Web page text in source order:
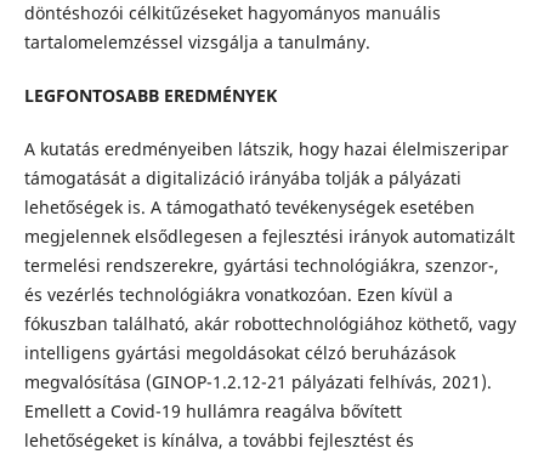
döntéshozói célkitűzéseket hagyományos manuális
tartalomelemzéssel vizsgálja a tanulmány.
LEGFONTOSABB EREDMÉNYEK
A kutatás eredményeiben látszik, hogy hazai élelmiszeripar
támogatását a digitalizáció irányába tolják a pályázati
lehetőségek is. A támogatható tevékenységek esetében
megjelennek elsődlegesen a fejlesztési irányok automatizált
termelési rendszerekre, gyártási technológiákra, szenzor-,
és vezérlés technológiákra vonatkozóan. Ezen kívül a
fókuszban található, akár robottechnológiához köthető, vagy
intelligens gyártási megoldásokat célzó beruházások
megvalósítása (GINOP-1.2.12-21 pályázati felhívás, 2021).
Emellett a Covid-19 hullámra reagálva bővített
lehetőségeket is kínálva, a további fejlesztést és